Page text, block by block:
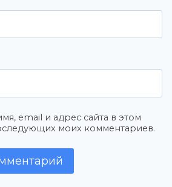
email и адрес сайта в этом
моих комментариев.